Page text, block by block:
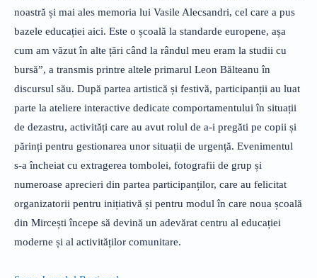
noastră și mai ales memoria lui Vasile Alecsandri, cel care a pus
bazele educației aici. Este o școală la standarde europene, așa
cum am văzut în alte țări când la rândul meu eram la studii cu
bursă”, a transmis printre altele primarul Leon Bălteanu în
discursul său. După partea artistică și festivă, participanții au luat
parte la ateliere interactive dedicate comportamentului în situații
de dezastru, activități care au avut rolul de a-i pregăti pe copii și
părinți pentru gestionarea unor situații de urgență. Evenimentul
s-a încheiat cu extragerea tombolei, fotografii de grup și
numeroase aprecieri din partea participanților, care au felicitat
organizatorii pentru inițiativă și pentru modul în care noua școală
din Mircești începe să devină un adevărat centru al educației
moderne și al activităților comunitare.